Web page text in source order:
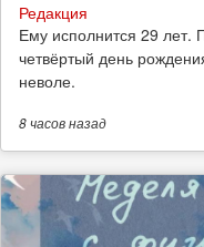
Редакция
Ему исполнится 29 лет.
четвёртый день
неволе.
8 часовназад